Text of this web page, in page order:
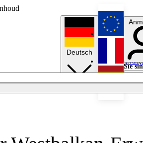
Deutsch
English
Sie
Licht